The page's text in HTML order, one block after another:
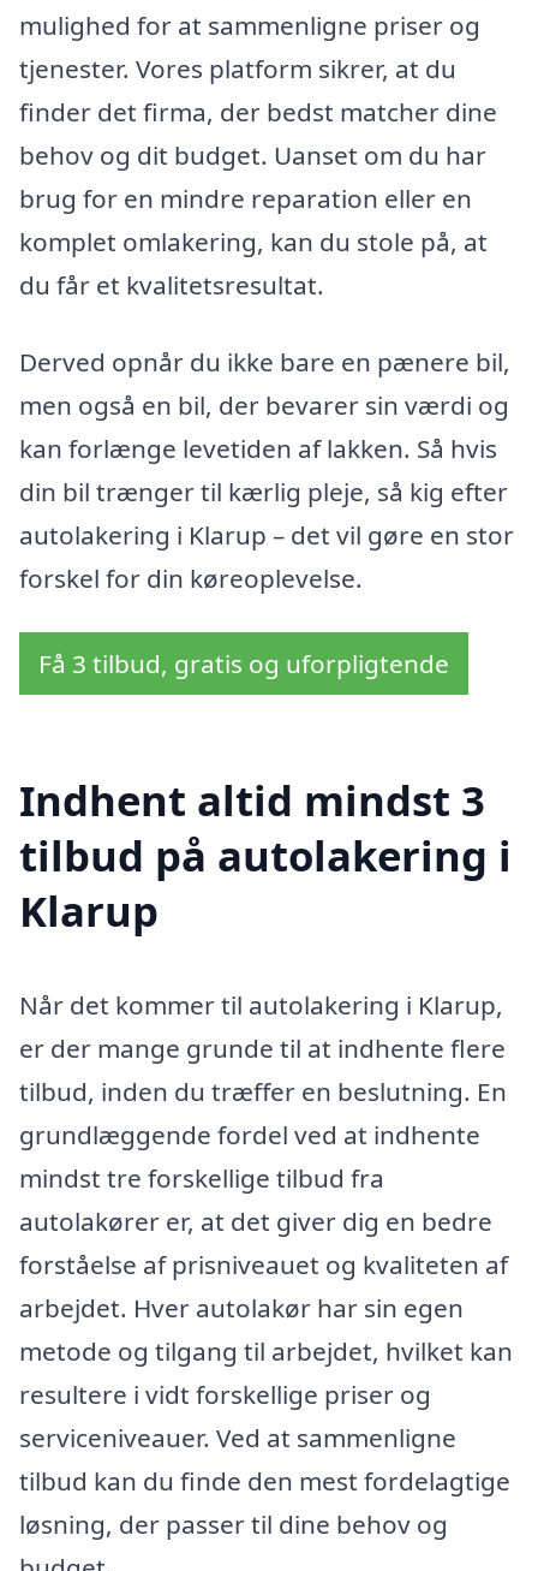
mulighed for at sammenligne priser og
tjenester. Vores platform sikrer, at du
finder det firma, der bedst matcher dine
behov og dit budget. Uanset om du har
brug for en mindre reparation eller en
komplet omlakering, kan du stole på, at
du får et kvalitetsresultat.
Derved opnår du ikke bare en pænere bil,
men også en bil, der bevarer sin værdi og
kan forlænge levetiden af lakken. Så hvis
din bil trænger til kærlig pleje, så kig efter
autolakering i Klarup – det vil gøre en stor
forskel for din køreoplevelse.
Få 3 tilbud, gratis og uforpligtende
Indhent altid mindst 3
tilbud på autolakering i
Klarup
Når det kommer til autolakering i Klarup,
er der mange grunde til at indhente flere
tilbud, inden du træffer en beslutning. En
grundlæggende fordel ved at indhente
mindst tre forskellige tilbud fra
autolakører er, at det giver dig en bedre
forståelse af prisniveauet og kvaliteten af
arbejdet. Hver autolakør har sin egen
metode og tilgang til arbejdet, hvilket kan
resultere i vidt forskellige priser og
serviceniveauer. Ved at sammenligne
tilbud kan du finde den mest fordelagtige
løsning, der passer til dine behov og